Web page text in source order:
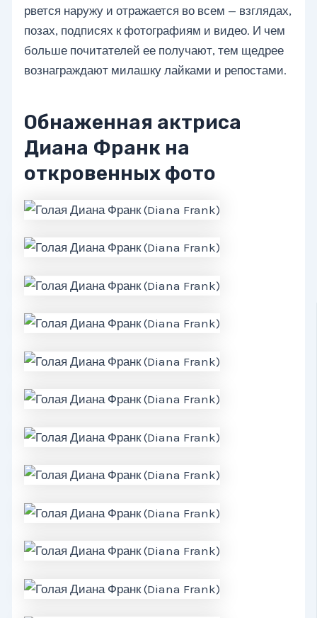
рвется наружу и отражается во всем — взглядах,
позах, подписях к фотографиям и видео. И чем
больше почитателей ее получают, тем щедрее
вознаграждают милашку лайками и репостами.
Обнаженная актриса
Диана Франк на
откровенных фото